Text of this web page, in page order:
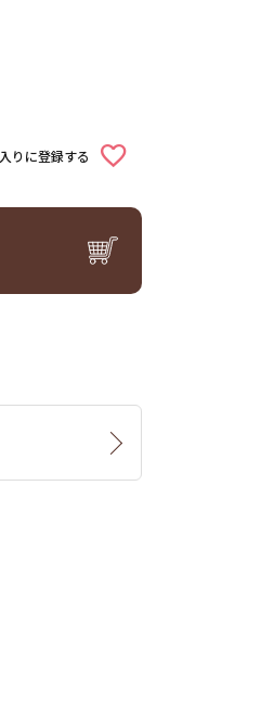
りに登録する